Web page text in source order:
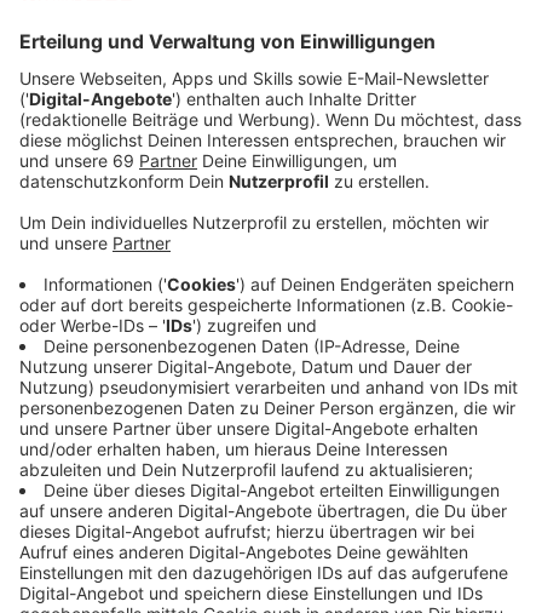
Anzeige
ANTENNE MÜNSTERbleibt in unserer Stadt nicht nur
dieNummer 1 unter den Radiosendern, das Team
um Chefredakteur Stefan Nottmeier (Foto) hat es
sogar geschafft, den Abstand zur öffentlich-
rechtlichen Konkurrenz deutlich zu vergrößern. Das
belegen die jetzt in Köln veröffentlichten
Reichweitendaten der Elektronischen Medienanalyse
(E.M.A.2022II). Den neuen Zahlen zufolge schalten
33,9 Prozent der Münsteraner Radiohörerinnen
und -hörer täglich ANTENNE MÜNSTER ein. Im
Vergleich zur letzten Erhebung im März bedeutet das
einen Zugewinn von 7,5 Prozentpunkten. Auf Platz 2
der meistgehörten Sender in Münster liegt 1Live mit
23 Prozent (+1,4) vor WDR 2 mit 20,9 Prozent (+2).
Anzeige